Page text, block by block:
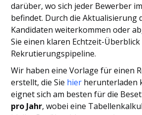
darüber, wo sich jeder Bewerber
befindet. Durch die Aktualisierung
Kandidaten weiterkommen oder
Sie einen klaren Echtzeit-
Rekrutierungspipeline.
Wir haben eine Vorlage für einen
erstellt, die Sie hier herunterladen
eignet sich am besten für die
pro Jahr, wobei eine